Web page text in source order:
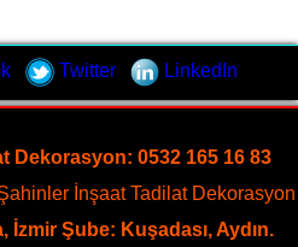
eseri gibi işleyen uzman
özel hizmet sunuyor
Twitter LinkedIn
Dekorasyon: 0532 165 16 83
İnşaat Tadilat
İzmir Şube: Kuşadası, Aydın.